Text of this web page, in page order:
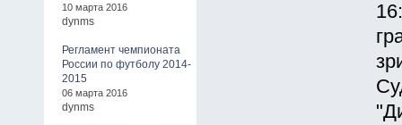
10 марта 2016
dynms
Регламент чемпионата
России по футболу 2014-
2015
06 марта 2016
dynms